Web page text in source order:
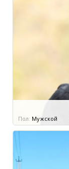
Пол: Мужской